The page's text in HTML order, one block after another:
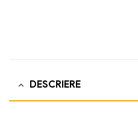
DESCRIERE